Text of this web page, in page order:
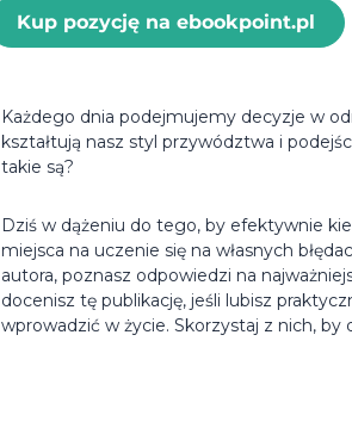
Kup pozycję na ebookpoint.pl
Każdego dnia podejmujemy decyzje w
kształtują nasz styl przywództwa i
takie są?
Dziś w dążeniu do tego, by efektywnie
miejsca na uczenie się na własnych
autora, poznasz odpowiedzi na
docenisz tę publikację, jeśli lubisz
wprowadzić w życie. Skorzystaj z nich,